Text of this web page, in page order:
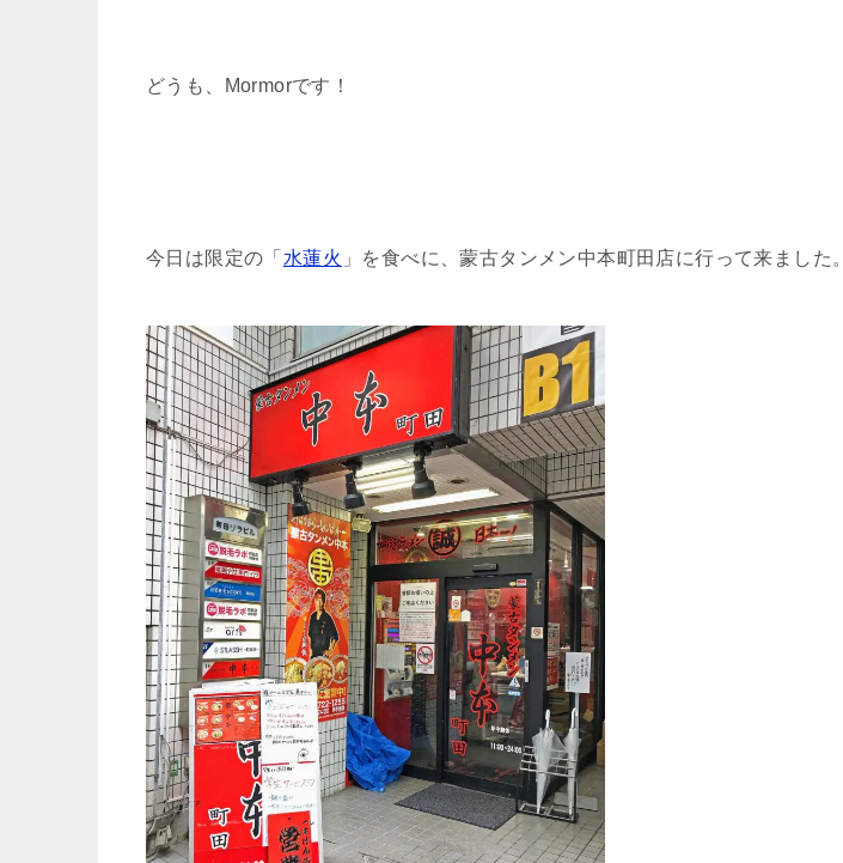
どうも、Mormorです！
今日は限定の「 水蓮火 」を食べに、蒙古タンメン中本町田店に行って来ました。